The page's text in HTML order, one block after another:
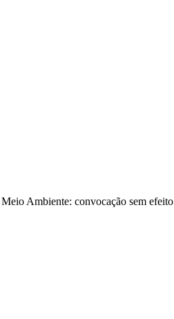
Ambiente: convocação sem efeito